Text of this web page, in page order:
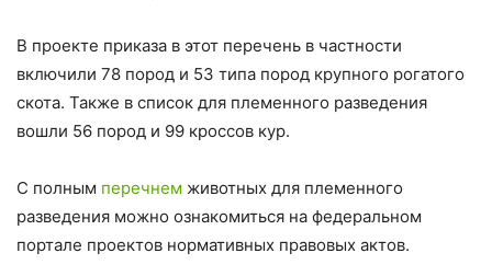
В проекте приказа в этот перечень в частности
включили 78 пород и 53 типа пород крупного рогатого
скота. Также в список для племенного разведения
вошли 56 пород и 99 кроссов кур.
С полным перечнем животных для племенного
разведения можно ознакомиться на федеральном
портале проектов нормативных правовых актов.